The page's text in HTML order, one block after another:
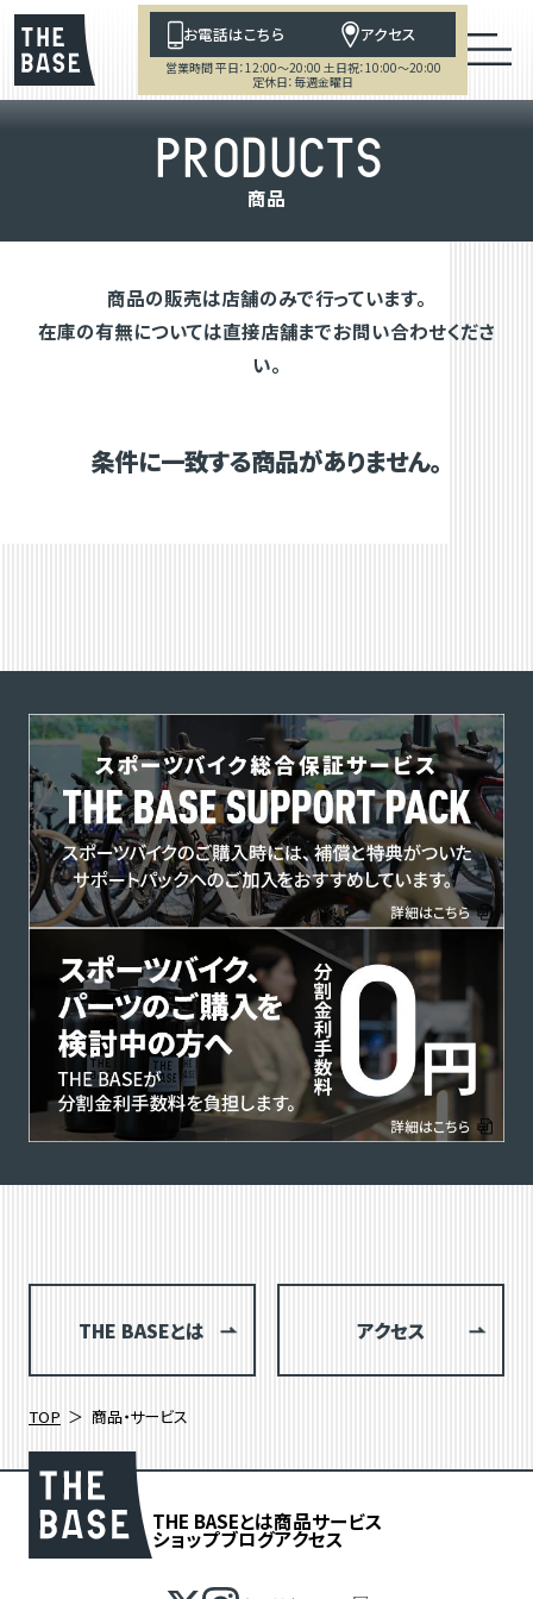
お電話はこちら アクセス
営業時間 平日：12:00～20:00 土日祝：10:00～20:00
定休日：毎週金曜日
PRODUCTS
商品
商品の販売は店舗のみで行っています。
在庫の有無については直接店舗までお問い合わせくださ
い。
条件に一致する商品がありません。
THE BASEとは アクセス
TOP 商品・サービス
THE BASEとは商品サービス
ショップブログアクセス